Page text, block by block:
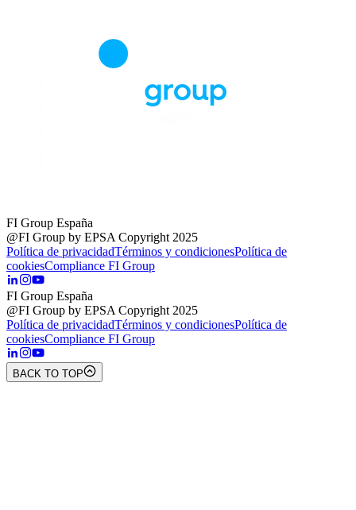
FI Group España
@FI Group by EPSA Copyright 2025
Política de privacidadTérminos y condicionesPolítica de
cookiesCompliance FI Group
FI Group España
@FI Group by EPSA Copyright 2025
Política de privacidadTérminos y condicionesPolítica de
cookiesCompliance FI Group
BACK TO TOP